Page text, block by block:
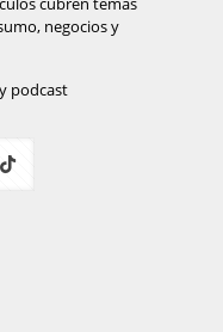
negocios y
podcast